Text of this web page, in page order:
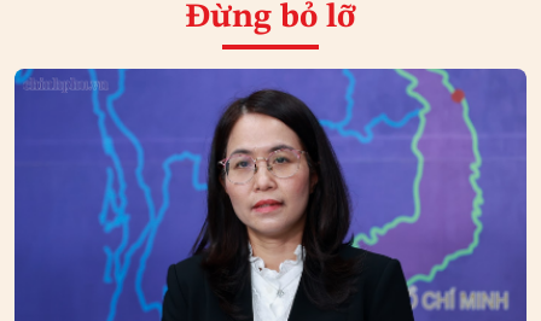
Đừng bỏ lỡ